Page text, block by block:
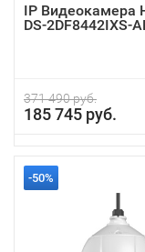
IP Видеокамера
DS-2DF8442IXS-
371 490 руб.
185 745 руб.
-50%